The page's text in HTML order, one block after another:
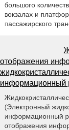
большого
вокзалах и
пассажирского
отображения
информационный
(Электронный
информационный
отображения